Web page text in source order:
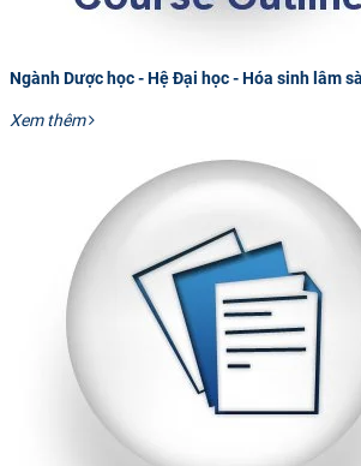
Ngành Dược học - Hệ Đại học - Hóa sinh lâm
Xem thêm